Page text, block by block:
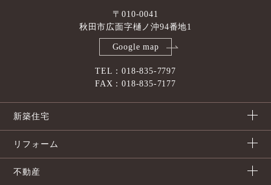
〒010-0041
秋田市広面字樋ノ沖94番地1
Google map
TEL：018-835-7797
FAX：018-835-7177
新築住宅
リフォーム
不動産